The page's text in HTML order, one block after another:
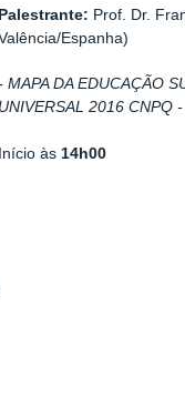
Palestrante: Prof. Dr.
Espanha)
MAPA DA EDUCAÇÃO
UNIVERSAL 2016 CNPQ -
Início às 14h00